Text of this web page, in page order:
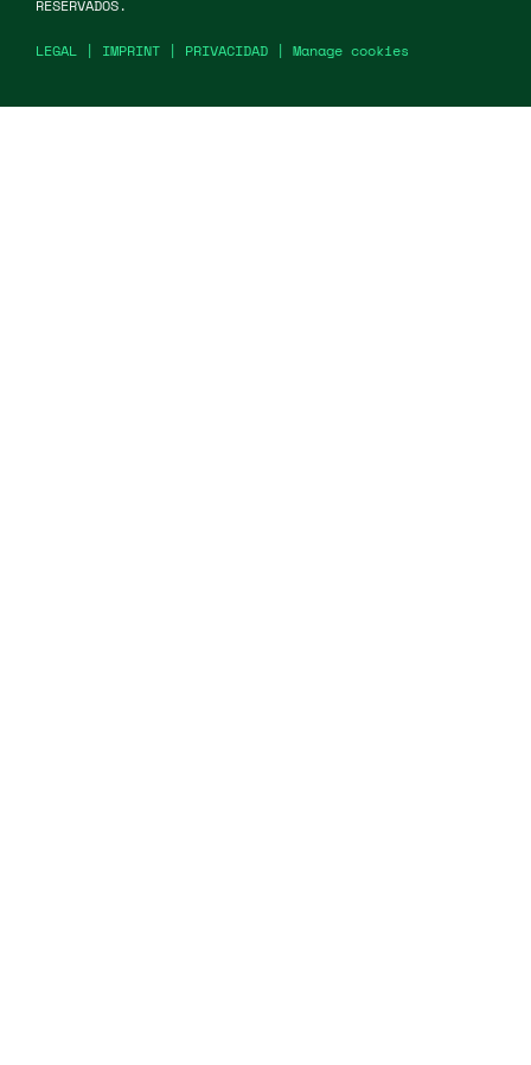
LEGAL | IMPRINT | PRIVACIDAD | Manage cookies
RESERVADOS.